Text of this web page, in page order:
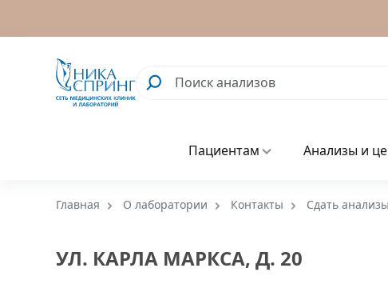
Пациентам Анализы и
Главная О лаборатории Контакты Сдать
УЛ. КАРЛА МАРКСА, Д. 20